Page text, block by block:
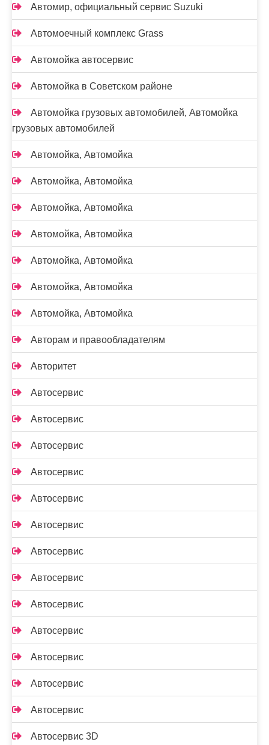
Автомир, официальный сервис Suzuki
Автомоечный комплекс Grass
Автомойка автосервис
Автомойка в Советском районе
Автомойка грузовых автомобилей, Автомойка
грузовых автомобилей
Автомойка, Автомойка
Автомойка, Автомойка
Автомойка, Автомойка
Автомойка, Автомойка
Автомойка, Автомойка
Автомойка, Автомойка
Автомойка, Автомойка
Авторам и правообладателям
Авторитет
Автосервис
Автосервис
Автосервис
Автосервис
Автосервис
Автосервис
Автосервис
Автосервис
Автосервис
Автосервис
Автосервис
Автосервис
Автосервис
Автосервис 3D